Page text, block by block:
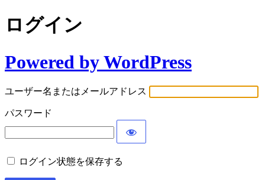
ログイン
Powered by WordPress
ユーザー名またはメールアドレス
パスワード
ログイン状態を保存する